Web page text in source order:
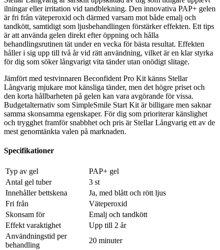
ilningar eller irritation vid tandblekning. Den innovativa PAP+ gelen
är fri från väteperoxid och därmed varsam mot både emalj och
tandkött, samtidigt som ljusbehandlingen förstärker effekten. Ett tips
är att använda gelen direkt efter öppning och hålla
behandlingsrutinen tät under en vecka för bästa resultat. Effekten
håller i sig upp till två år vid rätt användning, vilket är en klar styrka
för dig som söker långvarigt vita tänder utan onödigt slitage.
Jämfört med testvinnaren Beconfident Pro Kit känns Stellar
Långvarig mjukare mot känsliga tänder, men det högre priset och
den korta hållbarheten på gelen kan vara avgörande för vissa.
Budgetalternativ som SimpleSmile Start Kit är billigare men saknar
samma skonsamma egenskaper. För dig som prioriterar känslighet
och trygghet framför snabbhet och pris är Stellar Långvarig ett av de
mest genomtänkta valen på marknaden.
Specifikationer
Typ av gel
PAP+ gel
Antal gel tuber
3 st
Innehåller bettskena
Ja, med blått och rött ljus
Fri från
Väteperoxid
Skonsam för
Emalj och tandkött
Effekt varaktighet
Upp till 2 år
Användningstid per
behandling
20 minuter